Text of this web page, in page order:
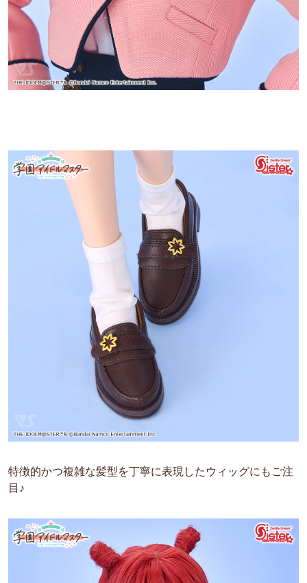
特徴的かつ複雑な髪型を丁寧に表現したウィッグにもご注
目♪